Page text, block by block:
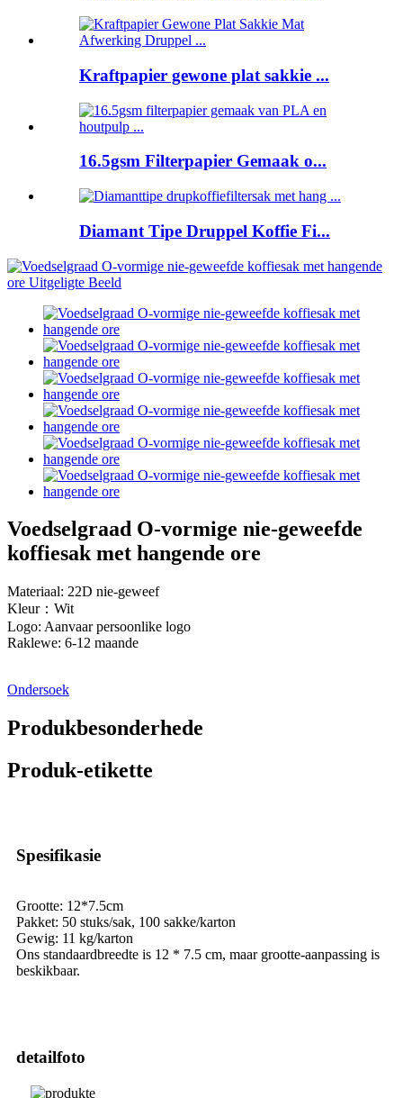
Kraftpapier gewone plat sakkie ...
16.5gsm Filterpapier Gemaak o...
Diamant Tipe Druppel Koffie Fi...
Voedselgraad O-vormige nie-geweefde
koffiesak met hangende ore
Materiaal: 22D nie-geweef
Kleur：Wit
Logo: Aanvaar persoonlike logo
Raklewe: 6-12 maande
Ondersoek
Produkbesonderhede
Produk-etikette
Spesifikasie
Grootte: 12*7.5cm
Pakket: 50 stuks/sak, 100 sakke/karton
Gewig: 11 kg/karton
Ons standaardbreedte is 12 * 7.5 cm, maar grootte-aanpassing is
beskikbaar.
detailfoto